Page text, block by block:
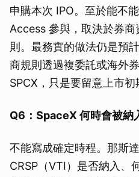
申購本次 IPO。至於能不
Access 參與，取決於券商
則。最務實的做法仍是預
商規則透過複委託或海外
SPCX，只是要留意上市初
Q6：SpaceX 何時會被納
不能寫成確定時程。那斯
CRSP（VTI）是否納入、